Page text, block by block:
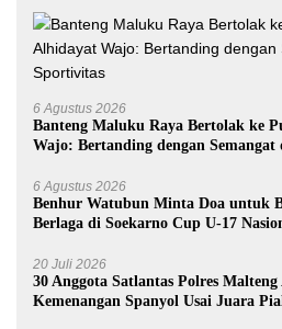
6 Agustus 2026
Banteng Maluku Raya Bertolak ke
Wajo: Bertanding dengan
6 Agustus 2026
Benhur Watubun Minta Doa untuk
Berlaga di Soekarno Cup U-17
20 Juli 2026
30 Anggota Satlantas Polres
Kemenangan Spanyol Usai Juara